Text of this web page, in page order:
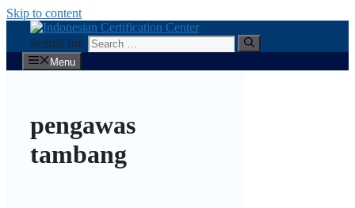
Skip to content
Search for:
Menu
pengawas
tambang